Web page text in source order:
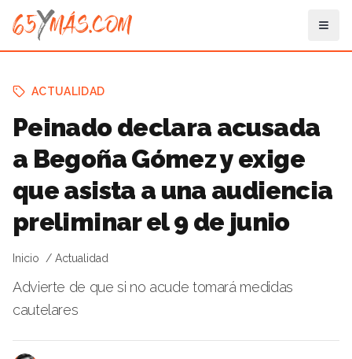
ACTUALIDAD
Peinado declara acusada
a Begoña Gómez y exige
que asista a una audiencia
preliminar el 9 de junio
Inicio Actualidad
Advierte de que si no acude tomará medidas
cautelares